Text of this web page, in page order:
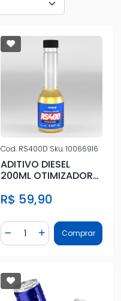
Cod. RS400D Sku.10066916
ADITIVO DIESEL
200ML OTIMIZADOR
COMBUSTIVEL
R$ 59,90
Diminuir Quantidade
Quantidade
AdicionarComprar